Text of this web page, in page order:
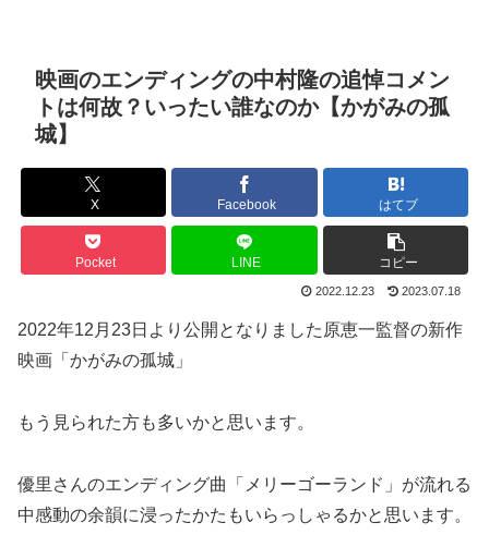
映画のエンディングの中村隆の追悼コメン
トは何故？いったい誰なのか【かがみの孤
城】
X Facebook はてブ
Pocket LINE コピー
2022.12.23 2023.07.18
2022年12月23日より公開となりました原恵一監督の新作
映画「かがみの孤城」
もう見られた方も多いかと思います。
優里さんのエンディング曲「メリーゴーランド」が流れる
中感動の余韻に浸ったかたもいらっしゃるかと思います。